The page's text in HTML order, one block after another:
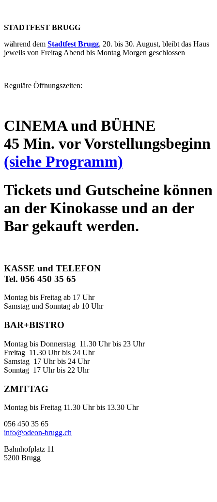
STADTFEST BRUGG
während dem Stadtfest Brugg, 20. bis 30. August, bleibt das Haus
jeweils von Freitag Abend bis Montag Morgen geschlossen
Reguläre Öffnungszeiten:
CINEMA und BÜHNE
45 Min. vor Vorstellungsbeginn
(siehe Programm)
Tickets und Gutscheine können
an der Kinokasse und an der
Bar gekauft werden.
KASSE und TELEFON
Tel. 056 450 35 65
Montag bis Freitag ab 17 Uhr
Samstag und Sonntag ab 10 Uhr
BAR+BISTRO
Montag bis Donnerstag 11.30 Uhr bis 23 Uhr
Freitag 11.30 Uhr bis 24 Uhr
Samstag 17 Uhr bis 24 Uhr
Sonntag 17 Uhr bis 22 Uhr
ZMITTAG
Montag bis Freitag 11.30 Uhr bis 13.30 Uhr
056 450 35 65
info@odeon-brugg.ch
Bahnhofplatz 11
5200 Brugg